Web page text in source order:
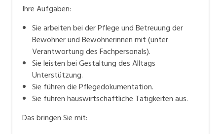
Ihre Aufgaben:
Sie arbeiten bei der Pflege und Betreuung der
Bewohner und Bewohnerinnen mit (unter
Verantwortung des Fachpersonals).
Sie leisten bei Gestaltung des Alltags
Unterstützung.
Sie führen die Pflegedokumentation.
Sie führen hauswirtschaftliche Tätigkeiten aus.
Das bringen Sie mit: